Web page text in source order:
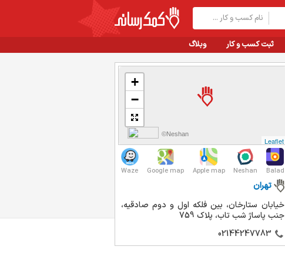
وبلاگ ثبت کسب و کار
+
−
Leaflet
©Neshan
Balad
Neshan
Apple map
Google map
Waze
تهران
خیابان ستارخان، بین فلکه اول و دوم صادقیه،
جنب پاساژ شب تاب، پلاک 759
02144247783